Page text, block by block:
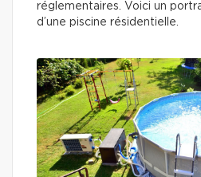
réglementaires. Voici un
d’une piscine résidentielle.